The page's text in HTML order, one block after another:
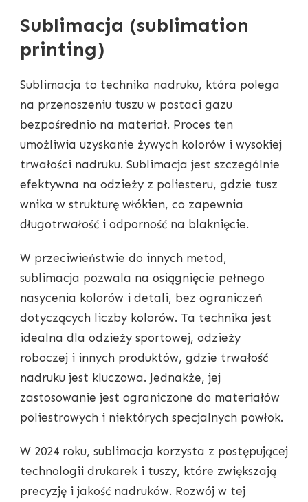
Sublimacja (sublimation
printing)
Sublimacja to technika nadruku, która polega
na przenoszeniu tuszu w postaci gazu
bezpośrednio na materiał. Proces ten
umożliwia uzyskanie żywych kolorów i wysokiej
trwałości nadruku. Sublimacja jest szczególnie
efektywna na odzieży z poliesteru, gdzie tusz
wnika w strukturę włókien, co zapewnia
długotrwałość i odporność na blaknięcie.
W przeciwieństwie do innych metod,
sublimacja pozwala na osiągnięcie pełnego
nasycenia kolorów i detali, bez ograniczeń
dotyczących liczby kolorów. Ta technika jest
idealna dla odzieży sportowej, odzieży
roboczej i innych produktów, gdzie trwałość
nadruku jest kluczowa. Jednakże, jej
zastosowanie jest ograniczone do materiałów
poliestrowych i niektórych specjalnych powłok.
W 2024 roku, sublimacja korzysta z postępującej
technologii drukarek i tuszy, które zwiększają
precyzję i jakość nadruków. Rozwój w tej